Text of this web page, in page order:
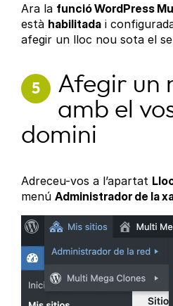
Ara la funció WordPress
està habilitada i
afegir un lloc nou sota el
5
Afegir un
amb el
domini
Adreceu-vos a l’apartat
menúAdministrador de la